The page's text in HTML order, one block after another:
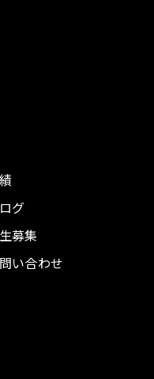
グ
募集
い合わせ